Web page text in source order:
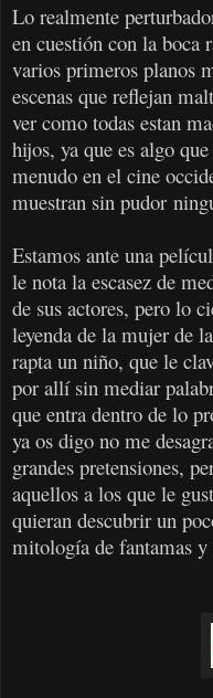
Lo realmente
en cuestión con la boca
varios primeros planos
escenas que reflejan
ver como todas estan
hijos, ya que es algo
menudo en el cine
muestran sin pudor
Estamos ante una
le nota la escasez de
de sus actores, pero lo
leyenda de la mujer de
rapta un niño, que le
por allí sin mediar
que entra dentro de lo
ya os digo no me
grandes pretensiones,
aquellos a los que le
quieran descubrir un
mitología de fantamas